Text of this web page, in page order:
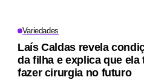
Variedades
Laís Caldas revela
da filha e explica que ela
fazer cirurgia no futuro